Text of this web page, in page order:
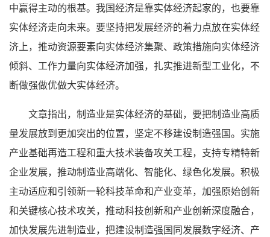
中赢得主动的根基。我国经济是靠实体经济起家的，也要靠
实体经济走向未来。要坚持把发展经济的着力点放在实体经
济上，推动资源要素向实体经济集聚、政策措施向实体经济
倾斜、工作力量向实体经济加强，扎实推进新型工业化，不
断做强做优做大实体经济。
文章指出，制造业是实体经济的基础，要把制造业高质
量发展放到更加突出的位置，坚定不移建设制造强国。实施
产业基础再造工程和重大技术装备攻关工程，支持专精特新
企业发展，推动制造业高端化、智能化、绿色化发展。积极
主动适应和引领新一轮科技革命和产业变革，加强原始创新
和关键核心技术攻关，推动科技创新和产业创新深度融合，
加快发展先进制造业，把建设制造强国同发展数字经济、产